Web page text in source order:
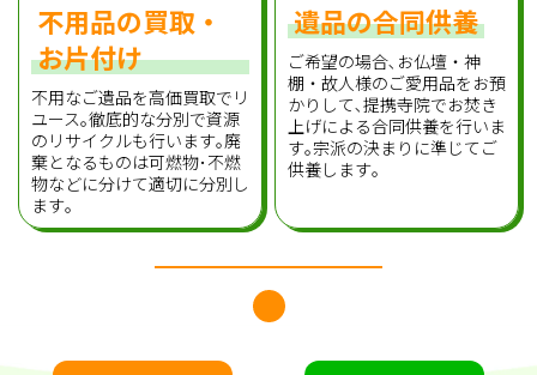
不用品の買取・
お片付け
不用なご遺品を高価買取でリ
ユース｡徹底的な分別で資源
のリサイクルも行います｡廃
棄となるものは可燃物･不燃
物などに分けて適切に分別し
ます｡
遺品の合同供養
ご希望の場合､お仏壇・神
棚・故人様のご愛用品をお預
かりして､提携寺院でお焚き
上げによる合同供養を行いま
す｡宗派の決まりに準じてご
供養します｡